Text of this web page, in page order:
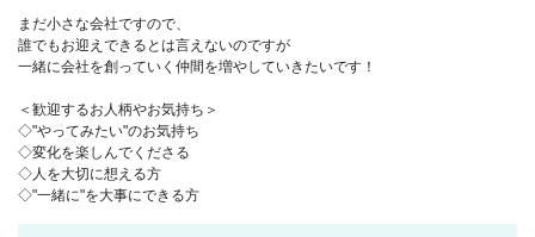
まだ小さな会社ですので、
誰でもお迎えできるとは言えないのですが
一緒に会社を創っていく仲間を増やしていきたいです！
＜歓迎するお人柄やお気持ち＞
◇"やってみたい"のお気持ち
◇変化を楽しんでくださる
◇人を大切に想える方
◇"一緒に"を大事にできる方